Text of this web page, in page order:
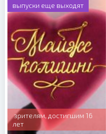
выпуски еще выходят
зрителям, достигшим 16
лет